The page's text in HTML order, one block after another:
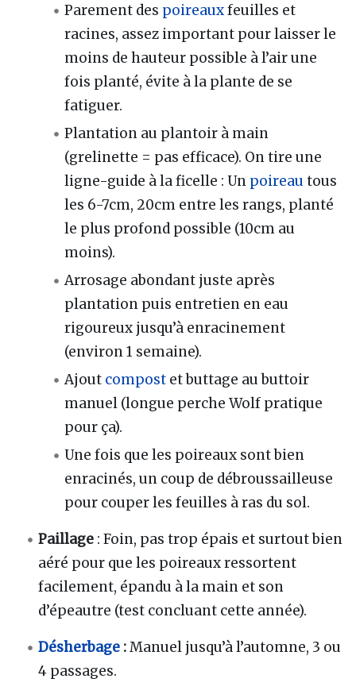
Parement des poireauxfeuilles et
racines, assez important pour laisser le
moins de hauteur possible à l’air une
fois planté, évite à la plante de se
fatiguer.
Plantation au plantoir à main
(grelinette = pas efficace). On tire une
ligne-guide à la ficelle : Un poireau tous
les 6-7cm, 20cm entre les rangs, planté
le plus profond possible (10cm au
moins).
Arrosage abondant juste après
plantation puis entretien en eau
rigoureux jusqu’à enracinement
(environ 1 semaine).
Ajout compost et buttage au buttoir
manuel (longue perche Wolf pratique
pour ça).
Une fois que les poireaux sont bien
enracinés, un coup de débroussailleuse
pour couper les feuilles à ras du sol.
Paillage : Foin, pas trop épais et surtout bien
aéré pour que les poireaux ressortent
facilement, épandu à la main et son
d’épeautre (test concluant cette année).
Désherbage :Manuel jusqu’à l’automne, 3 ou
4 passages.